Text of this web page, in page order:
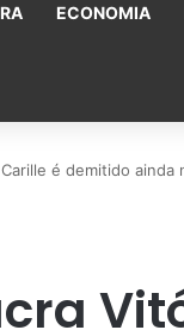
ECONOMIA
é demitido